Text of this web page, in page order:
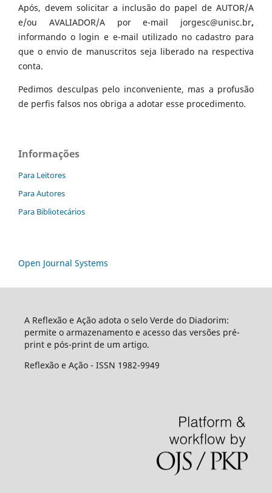
Após, devem solicitar a inclusão do papel de AUTOR/A
e/ou AVALIADOR/A por e-mail jorgesc@unisc.br,
informando o login e e-mail utilizado no cadastro para
que o envio de manuscritos seja liberado na respectiva
conta.
Pedimos desculpas pelo inconveniente, mas a profusão
de perfis falsos nos obriga a adotar esse procedimento.
Informações
Para Leitores
Para Autores
Para Bibliotecários
Open Journal Systems
A Reflexão e Ação adota o selo Verde do Diadorim:
permite o armazenamento e acesso das versões pré-
print e pós-print de um artigo.
Reflexão e Ação - ISSN 1982-9949